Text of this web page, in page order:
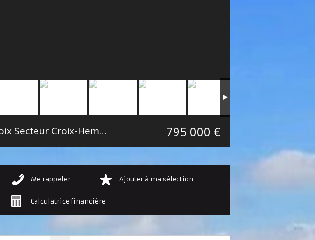
Maison individuelle Croix Secteur Croix-Hem-Roubaix 153.34 m²795 000 €
Me rappeler Ajouter à ma sélection
Calculatrice financière